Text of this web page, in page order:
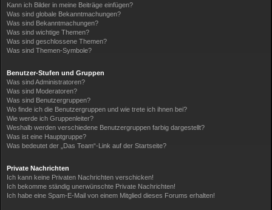
Kann ich Bilder in meine Beiträge einfügen?
Was sind globale Bekanntmachungen?
Was sind Bekanntmachungen?
Was sind wichtige Themen?
Was sind geschlossene Themen?
Was sind Themen-Symbole?
Benutzer-Stufen und Gruppen
Was sind Administratoren?
Was sind Moderatoren?
Was sind Benutzergruppen?
Wo finde ich die Benutzergruppen und wie trete ich ihnen bei?
Wie werde ich Gruppenleiter?
Weshalb werden verschiedene Benutzergruppen farbig dargestellt?
Was ist eine Hauptgruppe?
Was bedeutet der „Das Team“-Link auf der Startseite?
Private Nachrichten
Ich kann keine Privaten Nachrichten verschicken!
Ich bekomme ständig unerwünschte Private Nachrichten!
Ich habe eine Spam-E-Mail von einem Mitglied dieses Forums erhalten!